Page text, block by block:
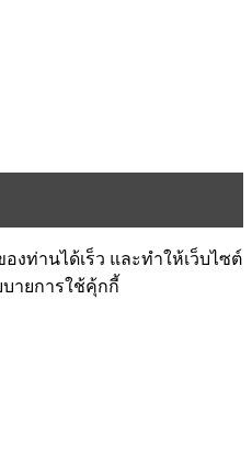
งท่านได้เร็ว และทำให้เว็บไซต์
ายการใช้คุ้กกี้